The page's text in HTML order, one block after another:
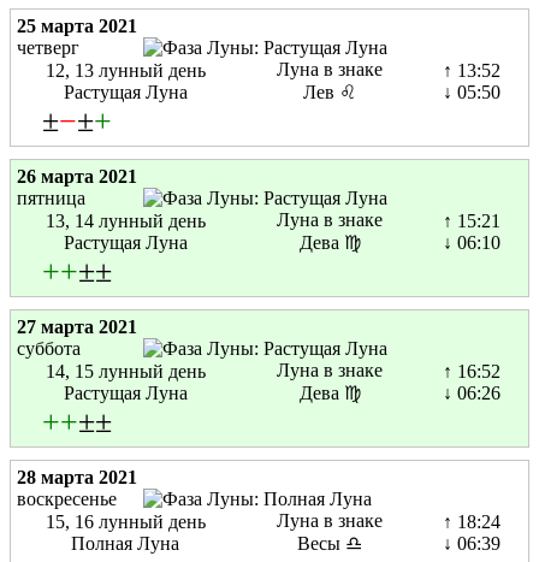
25 марта 2021
четверг
12, 13 лунный день
Растущая Луна
Луна в знаке
Лев ♌
↑ 13:52
↓ 05:50
±−±+
26 марта 2021
пятница
13, 14 лунный день
Растущая Луна
Луна в знаке
Дева ♍
↑ 15:21
↓ 06:10
++±±
27 марта 2021
суббота
14, 15 лунный день
Растущая Луна
Луна в знаке
Дева ♍
↑ 16:52
↓ 06:26
++±±
28 марта 2021
воскресенье
15, 16 лунный день
Полная Луна
Луна в знаке
Весы ♎
↑ 18:24
↓ 06:39